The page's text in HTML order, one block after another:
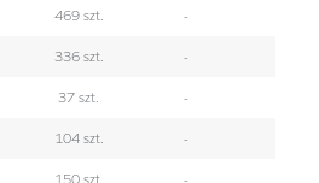
469 szt.
-
336 szt.
-
37 szt.
-
104 szt.
-
150 szt. -